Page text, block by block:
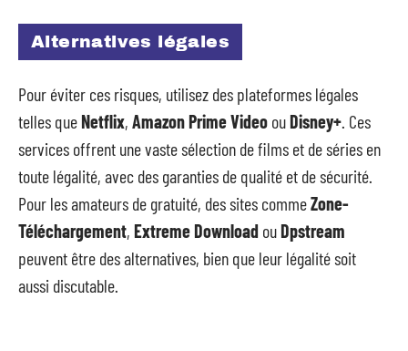
Alternatives légales
Pour éviter ces risques, utilisez des plateformes légales
telles queNetflix, Amazon Prime Video ouDisney+. Ces
services offrent une vaste sélection de films et de séries en
toute légalité, avec des garanties de qualité et de sécurité.
Pour les amateurs de gratuité, des sites commeZone-
Téléchargement, Extreme Download ouDpstream
peuvent être des alternatives, bien que leur légalité soit
aussi discutable.